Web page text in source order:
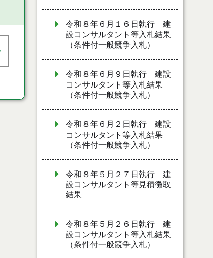
令和８年６月１６日執行 建
設コンサルタント等入札結果
（条件付一般競争入札）
令和８年６月９日執行 建設
コンサルタント等入札結果
（条件付一般競争入札）
令和８年６月２日執行 建設
コンサルタント等入札結果
（条件付一般競争入札）
令和８年５月２７日執行 建
設コンサルタント等見積徴取
結果
令和８年５月２６日執行 建
設コンサルタント等入札結果
（条件付一般競争入札）